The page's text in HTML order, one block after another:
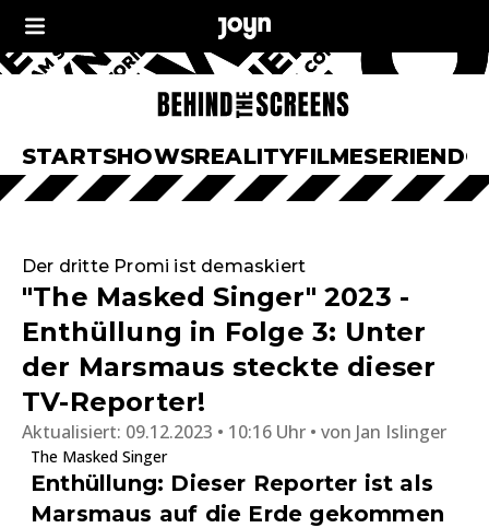
STARTSHOWSREALITYFILMESERIEN
Der dritte Promi ist demaskiert
"The Masked Singer" 2023 -
Enthüllung in Folge 3: Unter
der Marsmaus steckte dieser
TV-Reporter!
Aktualisiert: 09.12.2023 • 10:16 Uhr von Jan Islinger
The Masked Singer
Enthüllung: Dieser Reporter ist als
Marsmaus auf die Erde gekommen